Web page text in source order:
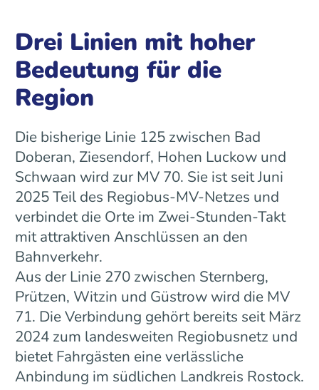
Drei Linien mit hoher
Bedeutung für die
Region
Die bisherige Linie 125 zwischen Bad
Doberan, Ziesendorf, Hohen Luckow und
Schwaan wird zur MV 70. Sie ist seit Juni
2025 Teil des Regiobus-MV-Netzes und
verbindet die Orte im Zwei-Stunden-Takt
mit attraktiven Anschlüssen an den
Bahnverkehr.
Aus der Linie 270 zwischen Sternberg,
Prützen, Witzin und Güstrow wird die MV
71. Die Verbindung gehört bereits seit März
2024 zum landesweiten Regiobusnetz und
bietet Fahrgästen eine verlässliche
Anbindung im südlichen Landkreis Rostock.